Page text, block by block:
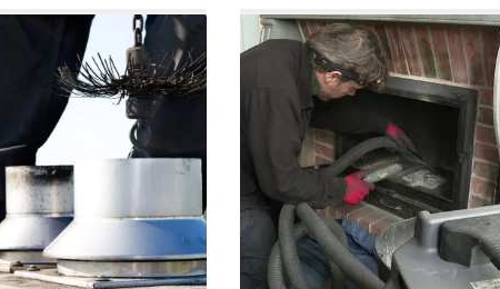
pour le ramonage
On sent tout de
différence au niveau
tirage. Très satisfait.
pour le ramonage débistrage
de ma cheminée. Le tirage
est nettement meilleur et
plus aucune odeur. Travail
propre et rapide.